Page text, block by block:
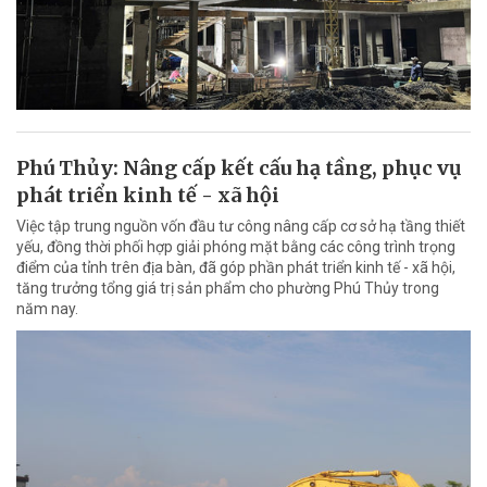
Phú Thủy: Nâng cấp kết cấu hạ tầng, phục vụ
phát triển kinh tế - xã hội
Việc tập trung nguồn vốn đầu tư công nâng cấp cơ sở hạ tầng thiết
yếu, đồng thời phối hợp giải phóng mặt bằng các công trình trọng
điểm của tỉnh trên địa bàn, đã góp phần phát triển kinh tế - xã hội,
tăng trưởng tổng giá trị sản phẩm cho phường Phú Thủy trong
năm nay.